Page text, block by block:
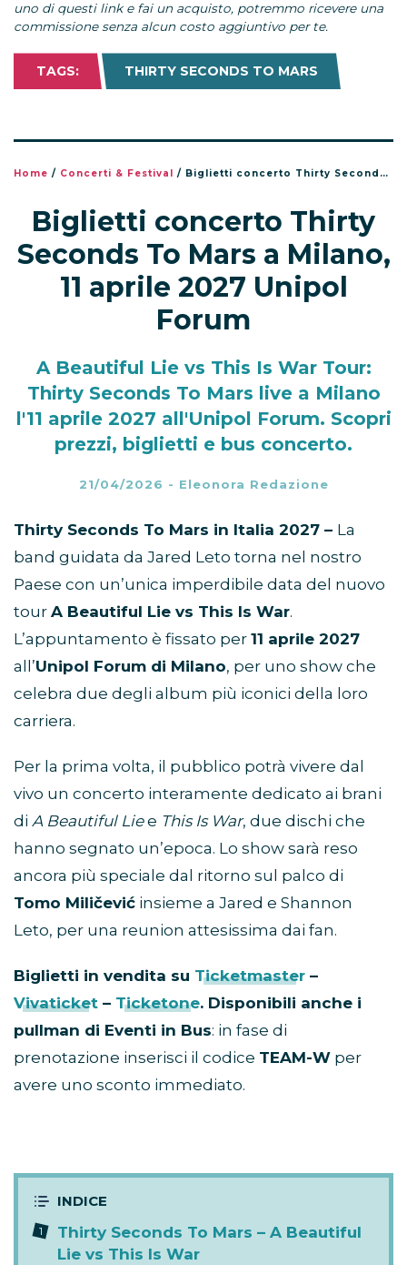
uno di questi link e fai un acquisto, potremmo ricevere una
commissione senza alcun costo aggiuntivo per te.
TAGS: THIRTY SECONDS TO MARS
Home / Concerti & Festival / Biglietti concerto Thirty Seconds To Mars a Milano, 11 aprile 2027 Unipol Forum
Biglietti concerto Thirty
Seconds To Mars a Milano,
11 aprile 2027 Unipol
Forum
A Beautiful Lie vs This Is War Tour:
Thirty Seconds To Mars live a Milano
l'11 aprile 2027 all'Unipol Forum. Scopri
prezzi, biglietti e bus concerto.
21/04/2026 - Eleonora Redazione
Thirty Seconds To Mars in Italia 2027 – La
band guidata da Jared Leto torna nel nostro
Paese con un’unica imperdibile data del nuovo
tour A Beautiful Lie vs This Is War.
L’appuntamento è fissato per 11 aprile 2027
all’Unipol Forum di Milano, per uno show che
celebra due degli album più iconici della loro
carriera.
Per la prima volta, il pubblico potrà vivere dal
vivo un concerto interamente dedicato ai brani
di A Beautiful Liee This Is War, due dischi che
hanno segnato un’epoca. Lo show sarà reso
ancora più speciale dal ritorno sul palco di
Tomo Miličević insieme a Jared e Shannon
Leto, per una reunion attesissima dai fan.
Biglietti in vendita su Ticketmaster –
Vivaticket – Ticketone. Disponibili anche i
pullman di Eventi in Bus: in fase di
prenotazione inserisci il codice TEAM-W per
avere uno sconto immediato.
Thirty Seconds To Mars – A Beautiful
Lie vs This Is War